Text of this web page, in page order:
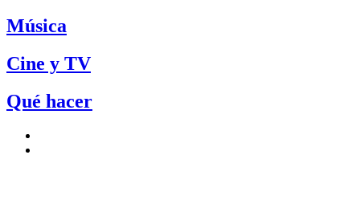
Música
Cine y TV
Qué hacer